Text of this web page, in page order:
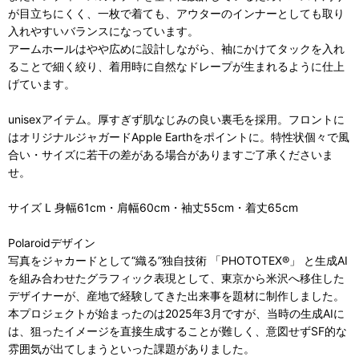
が目立ちにくく、一枚で着ても、アウターのインナーとしても取り
入れやすいバランスになっています。
アームホールはやや広めに設計しながら、袖にかけてタックを入れ
ることで細く絞り、着用時に自然なドレープが生まれるように仕上
げています。
unisexアイテム。厚すぎず肌なじみの良い裏毛を採用。フロントに
はオリジナルジャガードApple Earthをポイントに。特性状個々で風
合い・サイズに若干の差がある場合がありますご了承くださいま
せ。
サイズ L 身幅61cm・肩幅60cm・袖丈55cm・着丈65cm
Polaroidデザイン
写真をジャカードとして“織る”独自技術 「PHOTOTEX®」 と生成AI
を組み合わせたグラフィック表現として、東京から米沢へ移住した
デザイナーが、産地で経験してきた出来事を題材に制作しました。
本プロジェクトが始まったのは2025年3月ですが、当時の生成AIに
は、狙ったイメージを直接生成することが難しく、意図せずSF的な
雰囲気が出てしまうといった課題がありました。